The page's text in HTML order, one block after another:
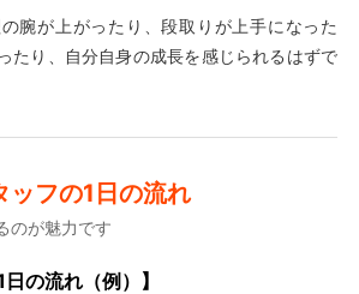
腕が上がったり、段取りが上手になった
たり、自分自身の成長を感じられるはずで
ッフの1日の流れ
のが魅力です
の流れ（例）】